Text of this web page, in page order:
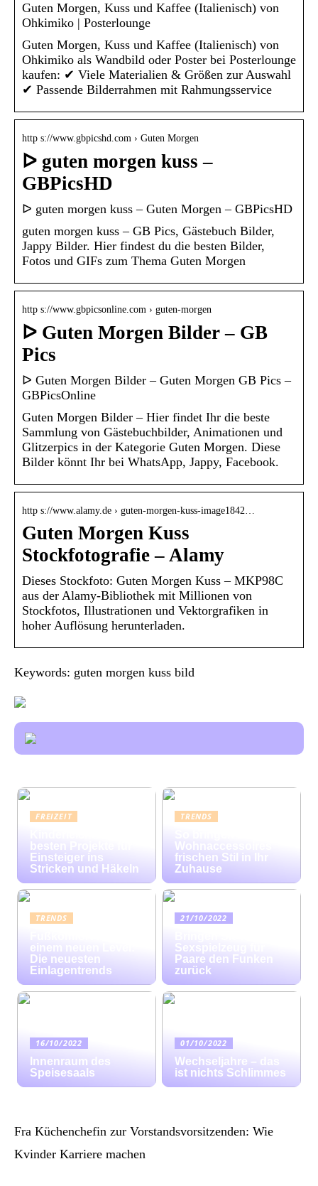
Guten Morgen, Kuss und Kaffee (Italienisch) von
Ohkimiko | Posterlounge
Guten Morgen, Kuss und Kaffee (Italienisch) von
Ohkimiko als Wandbild oder Poster bei Posterlounge
kaufen: ✔ Viele Materialien & Größen zur Auswahl
✔ Passende Bilderrahmen mit Rahmungsservice
http s://www.gbpicshd.com › Guten Morgen
ᐅ guten morgen kuss –
GBPicsHD
ᐅ guten morgen kuss – Guten Morgen – GBPicsHD
guten morgen kuss – GB Pics, Gästebuch Bilder,
Jappy Bilder. Hier findest du die besten Bilder,
Fotos und GIFs zum Thema Guten Morgen
http s://www.gbpicsonline.com › guten-morgen
ᐅ Guten Morgen Bilder – GB
Pics
ᐅ Guten Morgen Bilder – Guten Morgen GB Pics –
GBPicsOnline
Guten Morgen Bilder – Hier findet Ihr die beste
Sammlung von Gästebuchbilder, Animationen und
Glitzerpics in der Kategorie Guten Morgen. Diese
Bilder könnt Ihr bei WhatsApp, Jappy, Facebook.
http s://www.alamy.de › guten-morgen-kuss-image1842…
Guten Morgen Kuss
Stockfotografie – Alamy
Dieses Stockfoto: Guten Morgen Kuss – MKP98C
aus der Alamy-Bibliothek mit Millionen von
Stockfotos, Illustrationen und Vektorgrafiken in
hoher Auflösung herunterladen.
Keywords: guten morgen kuss bild
FREIZEIT
besten Projekte für
Einsteiger ins
Stricken und Häkeln
TRENDS
Wohnaccessoires
frischen Stil in Ihr
Zuhause
TRENDS
einem neuen Level:
Die neuesten
Einlagentrends
21/10/2022
Sexspielzeug für
Paare den Funken
zurück
16/10/2022
Innenraum des
Speisesaals
01/10/2022
Wechseljahre – das
ist nichts Schlimmes
Fra Küchenchefin zur Vorstandsvorsitzenden: Wie
Kvinder Karriere machen